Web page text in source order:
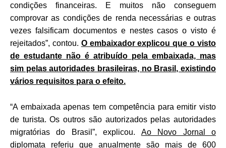
condições financeiras. E muitos não conseguem
comprovar as condições de renda necessárias e outras
vezes falsificam documentos e nestes casos o visto é
rejeitados”, contou. O embaixador explicou que o visto
de estudante não é atribuído pela embaixada, mas
sim pelas autoridades brasileiras, no Brasil, existindo
vários requisitos para o efeito.
“A embaixada apenas tem competência para emitir visto
de turista. Os outros são autorizados pelas autoridades
migratórias do Brasil”, explicou. Ao Novo Jornal o
diplomata referiu que anualmente são mais de 600